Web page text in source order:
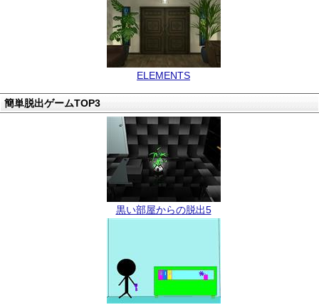
ELEMENTS
簡単脱出ゲームTOP3
黒い部屋からの脱出5